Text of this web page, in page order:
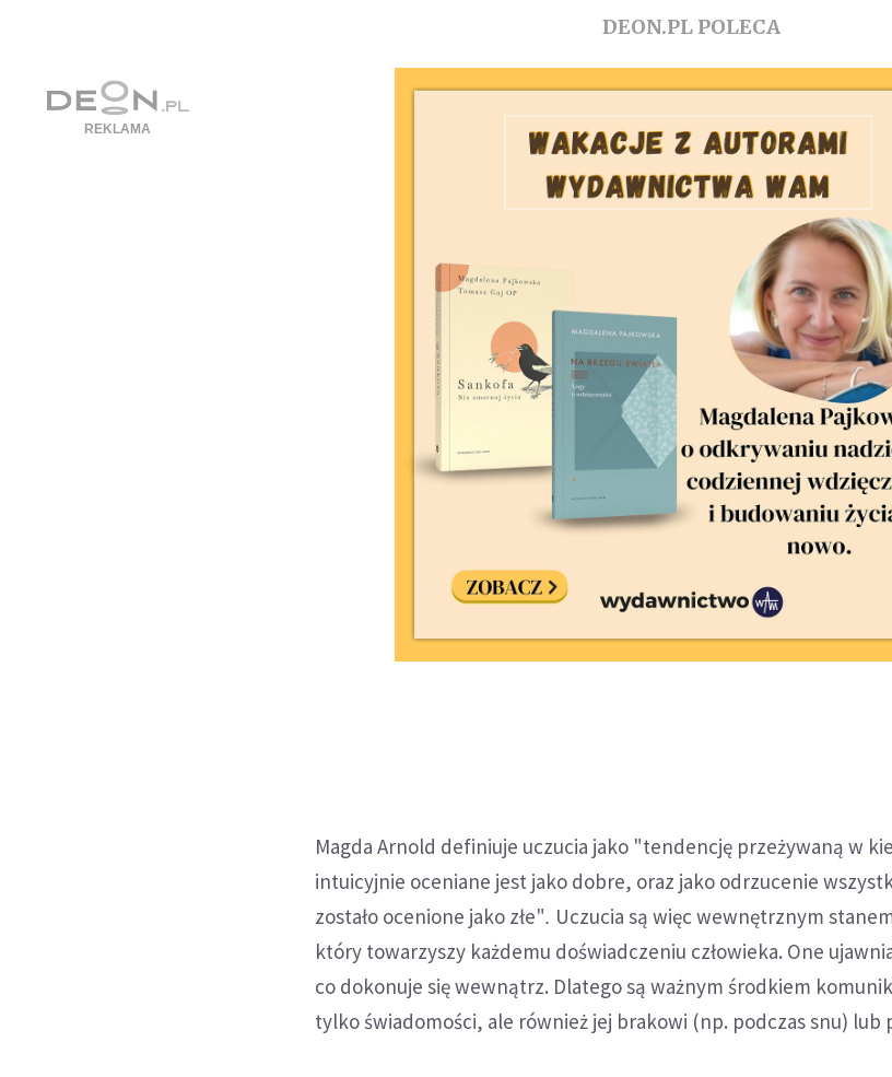
DEON.PL POLECA
Magda Arnold definiuje uczucia jako "tendencję przeżywaną w
intuicyjnie oceniane jest jako dobre, oraz jako odrzucenie
zostało ocenione jako złe". Uczucia są więc wewnętrznym
który towarzyszy każdemu doświadczeniu człowieka. One
co dokonuje się wewnątrz. Dlatego są ważnym środkiem
tylko świadomości, ale również jej brakowi (np. podczas snu) lub